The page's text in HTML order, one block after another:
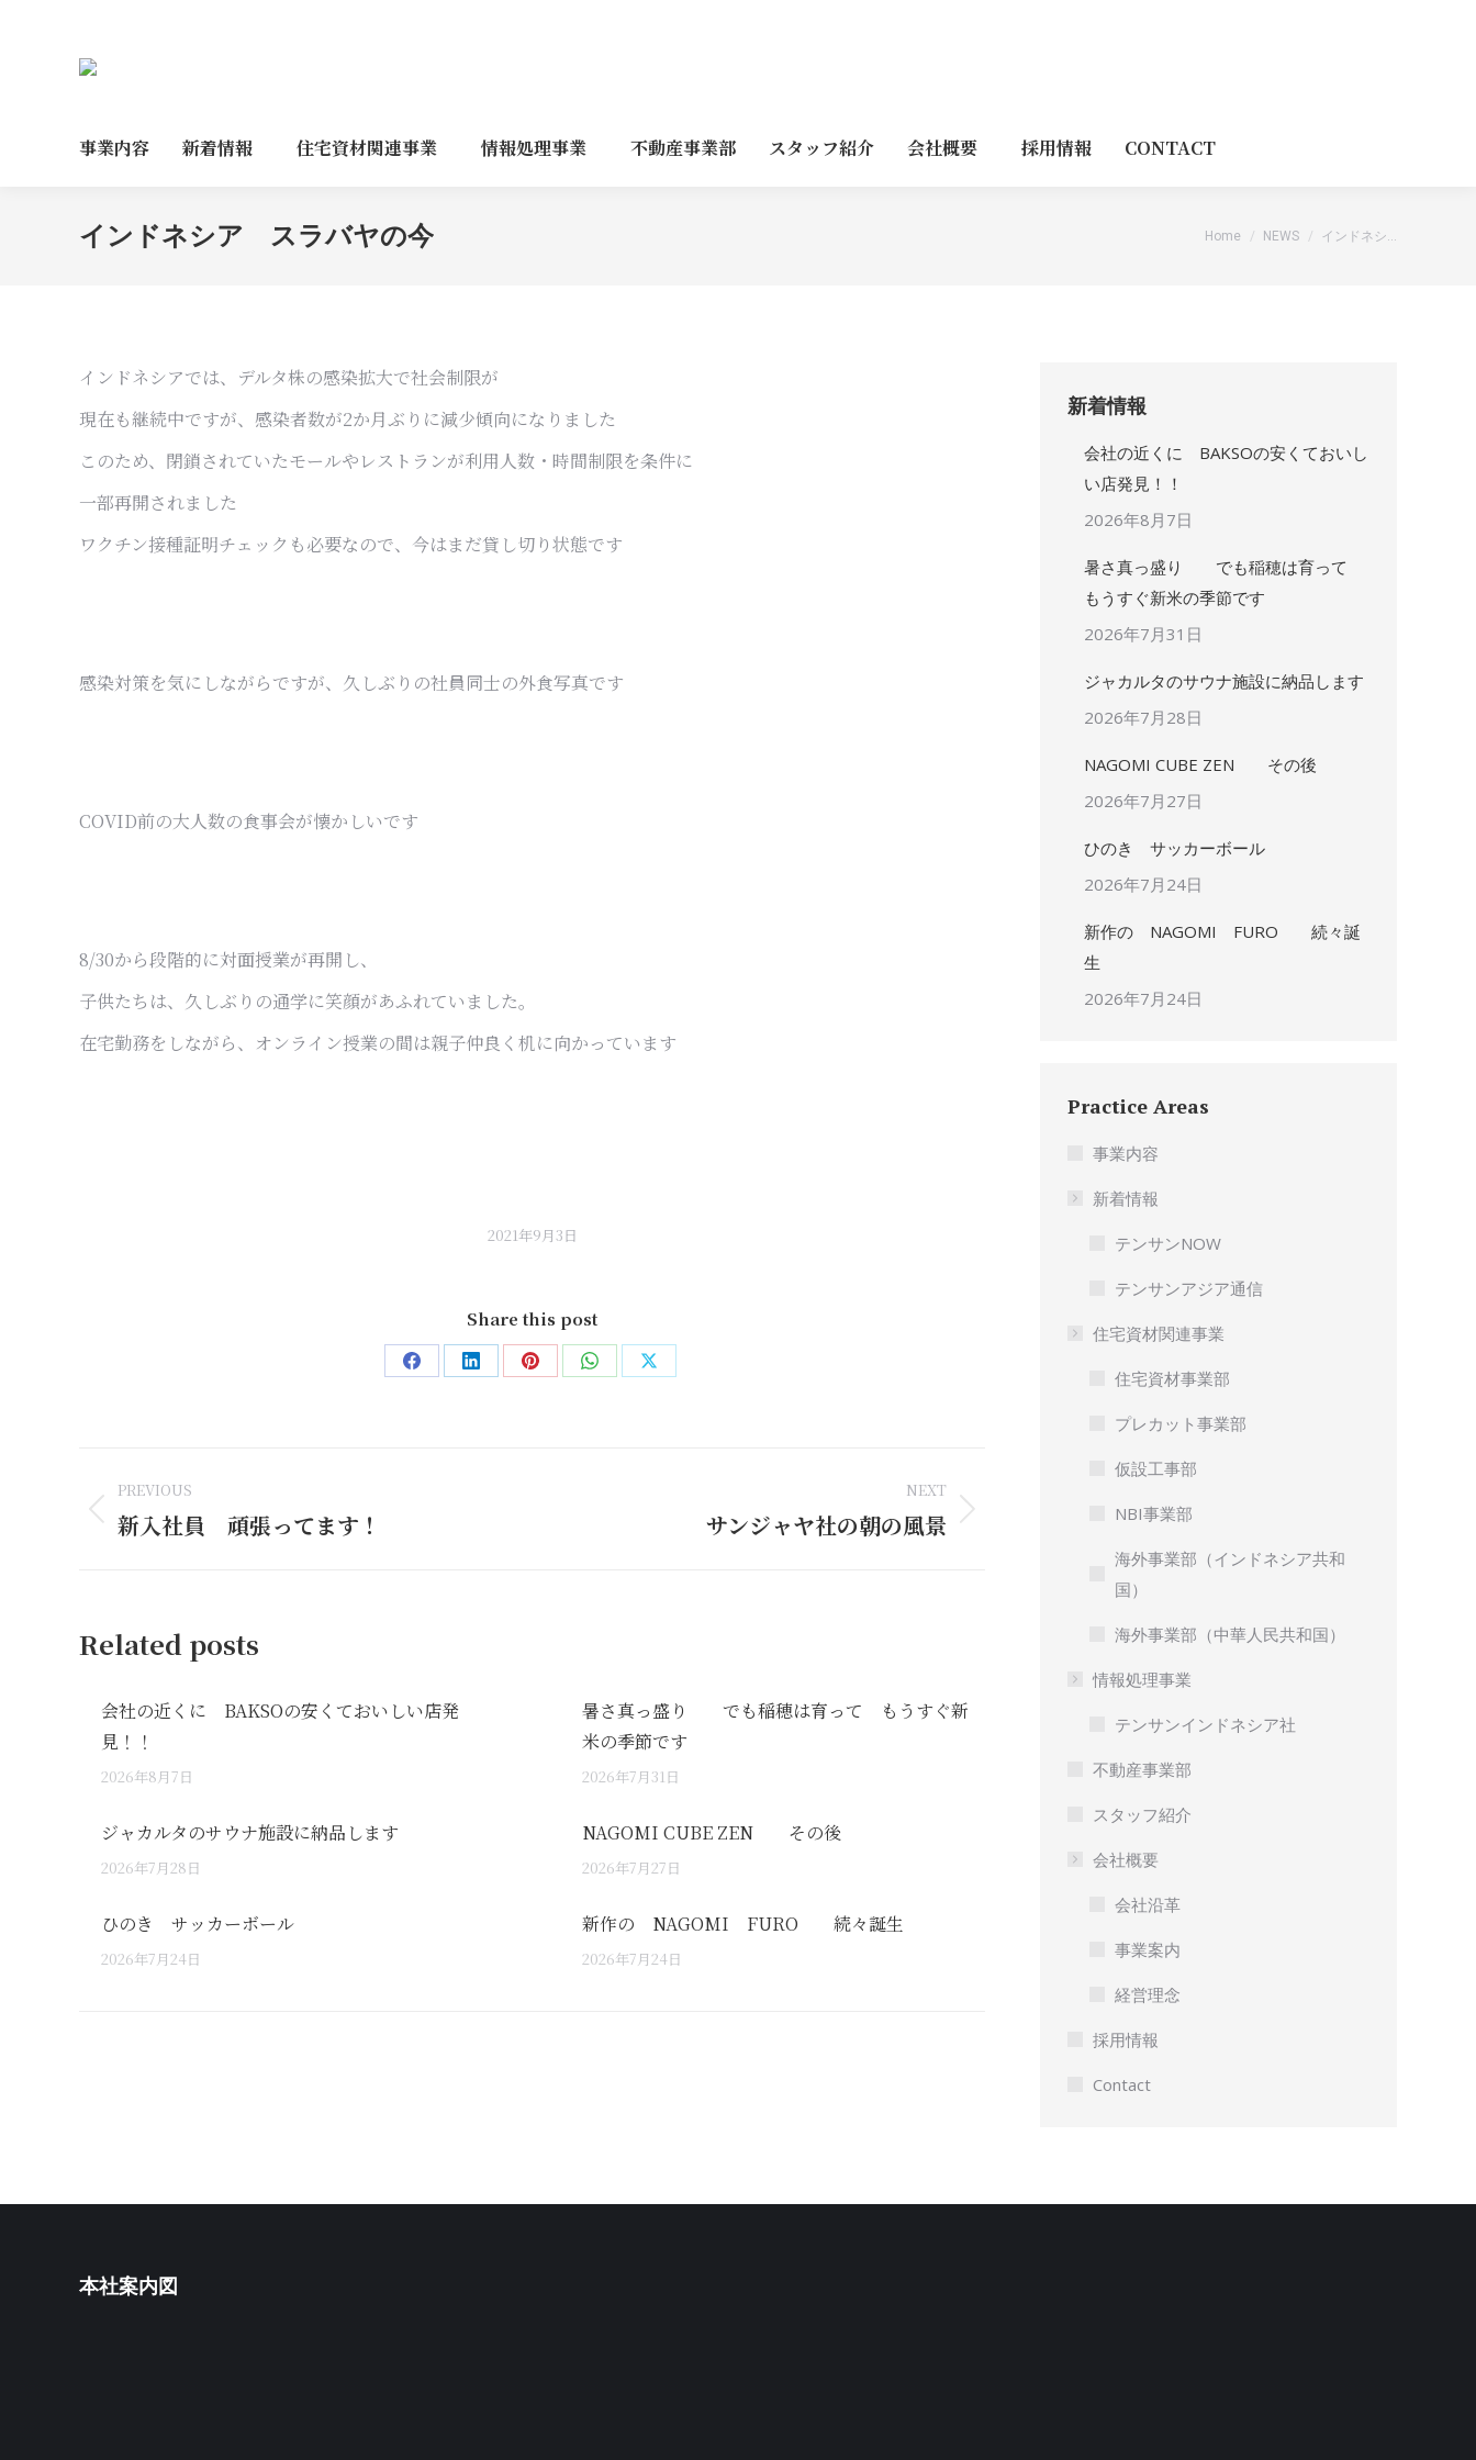
事業内容 新着情報 住宅資材関連事業 情報処理事業 不動産事業部 スタッフ紹介 会社概要 採用情報 CONTACT
インドネシア スラバヤの今 You are here:
Home NEWS インドネシ…
インドネシアでは、デルタ株の感染拡大で社会制限が
現在も継続中ですが、感染者数が2か月ぶりに減少傾向になりました
このため、閉鎖されていたモールやレストランが利用人数・時間制限を条件に
一部再開されました
ワクチン接種証明チェックも必要なので、今はまだ貸し切り状態です
感染対策を気にしながらですが、久しぶりの社員同士の外食写真です
COVID前の大人数の食事会が懐かしいです
8/30から段階的に対面授業が再開し、
子供たちは、久しぶりの通学に笑顔があふれていました。
在宅勤務をしながら、オンライン授業の間は親子仲良く机に向かっています
2021年9月3日
Share this post
Share Share Share Share Share
Post
navigation
PREVIOUS
Previous
新入社員 頑張ってます！
NEXT
サンジャヤ社の朝の風景
Related posts
会社の近くに BAKSOの安くておいしい店発
見！！
2026年8月7日
暑さ真っ盛り でも稲穂は育って もうすぐ新
米の季節です
2026年7月31日
ジャカルタのサウナ施設に納品します
2026年7月28日
NAGOMI CUBE ZEN その後
2026年7月27日
ひのき サッカーボール
2026年7月24日
新作の NAGOMI FURO 続々誕生
2026年7月24日
新着情報
会社の近くに BAKSOの安くておいし
い店発見！！
2026年8月7日
暑さ真っ盛り でも稲穂は育って
もうすぐ新米の季節です
2026年7月31日
ジャカルタのサウナ施設に納品します
2026年7月28日
NAGOMI CUBE ZEN その後
2026年7月27日
ひのき サッカーボール
2026年7月24日
新作の NAGOMI FURO 続々誕
生
2026年7月24日
Practice Areas
事業内容
新着情報
テンサンNOW
テンサンアジア通信
住宅資材関連事業
住宅資材事業部
プレカット事業部
仮設工事部
NBI事業部
海外事業部（インドネシア共和
国）
海外事業部（中華人民共和国）
情報処理事業
テンサンインドネシア社
不動産事業部
スタッフ紹介
会社概要
会社沿革
事業案内
経営理念
採用情報
Contact
本社案内図